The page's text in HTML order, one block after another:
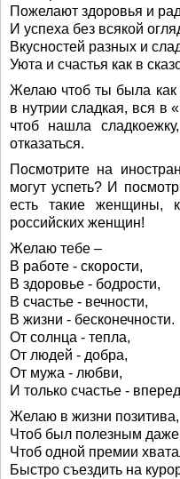
Пожелают здоровья и
И успеха без всякой
Вкусностей разных и
Уюта и счастья как в
Желаю чтоб ты была как
в нутрии сладкая, вся в
чтоб нашла
отказаться.
Посмотрите на
могут успеть? И
есть такие женщины,
российских женщин!
Желаю тебе –
В работе - скорости,
В здоровье - бодрости,
В счастье - вечности,
В жизни - бесконечности.
От солнца - тепла,
От людей - добра,
От мужа - любви,
И только счастье -
Желаю в жизни позитива,
Чтоб был полезным даже
Чтоб одной премии
Быстро съездить на